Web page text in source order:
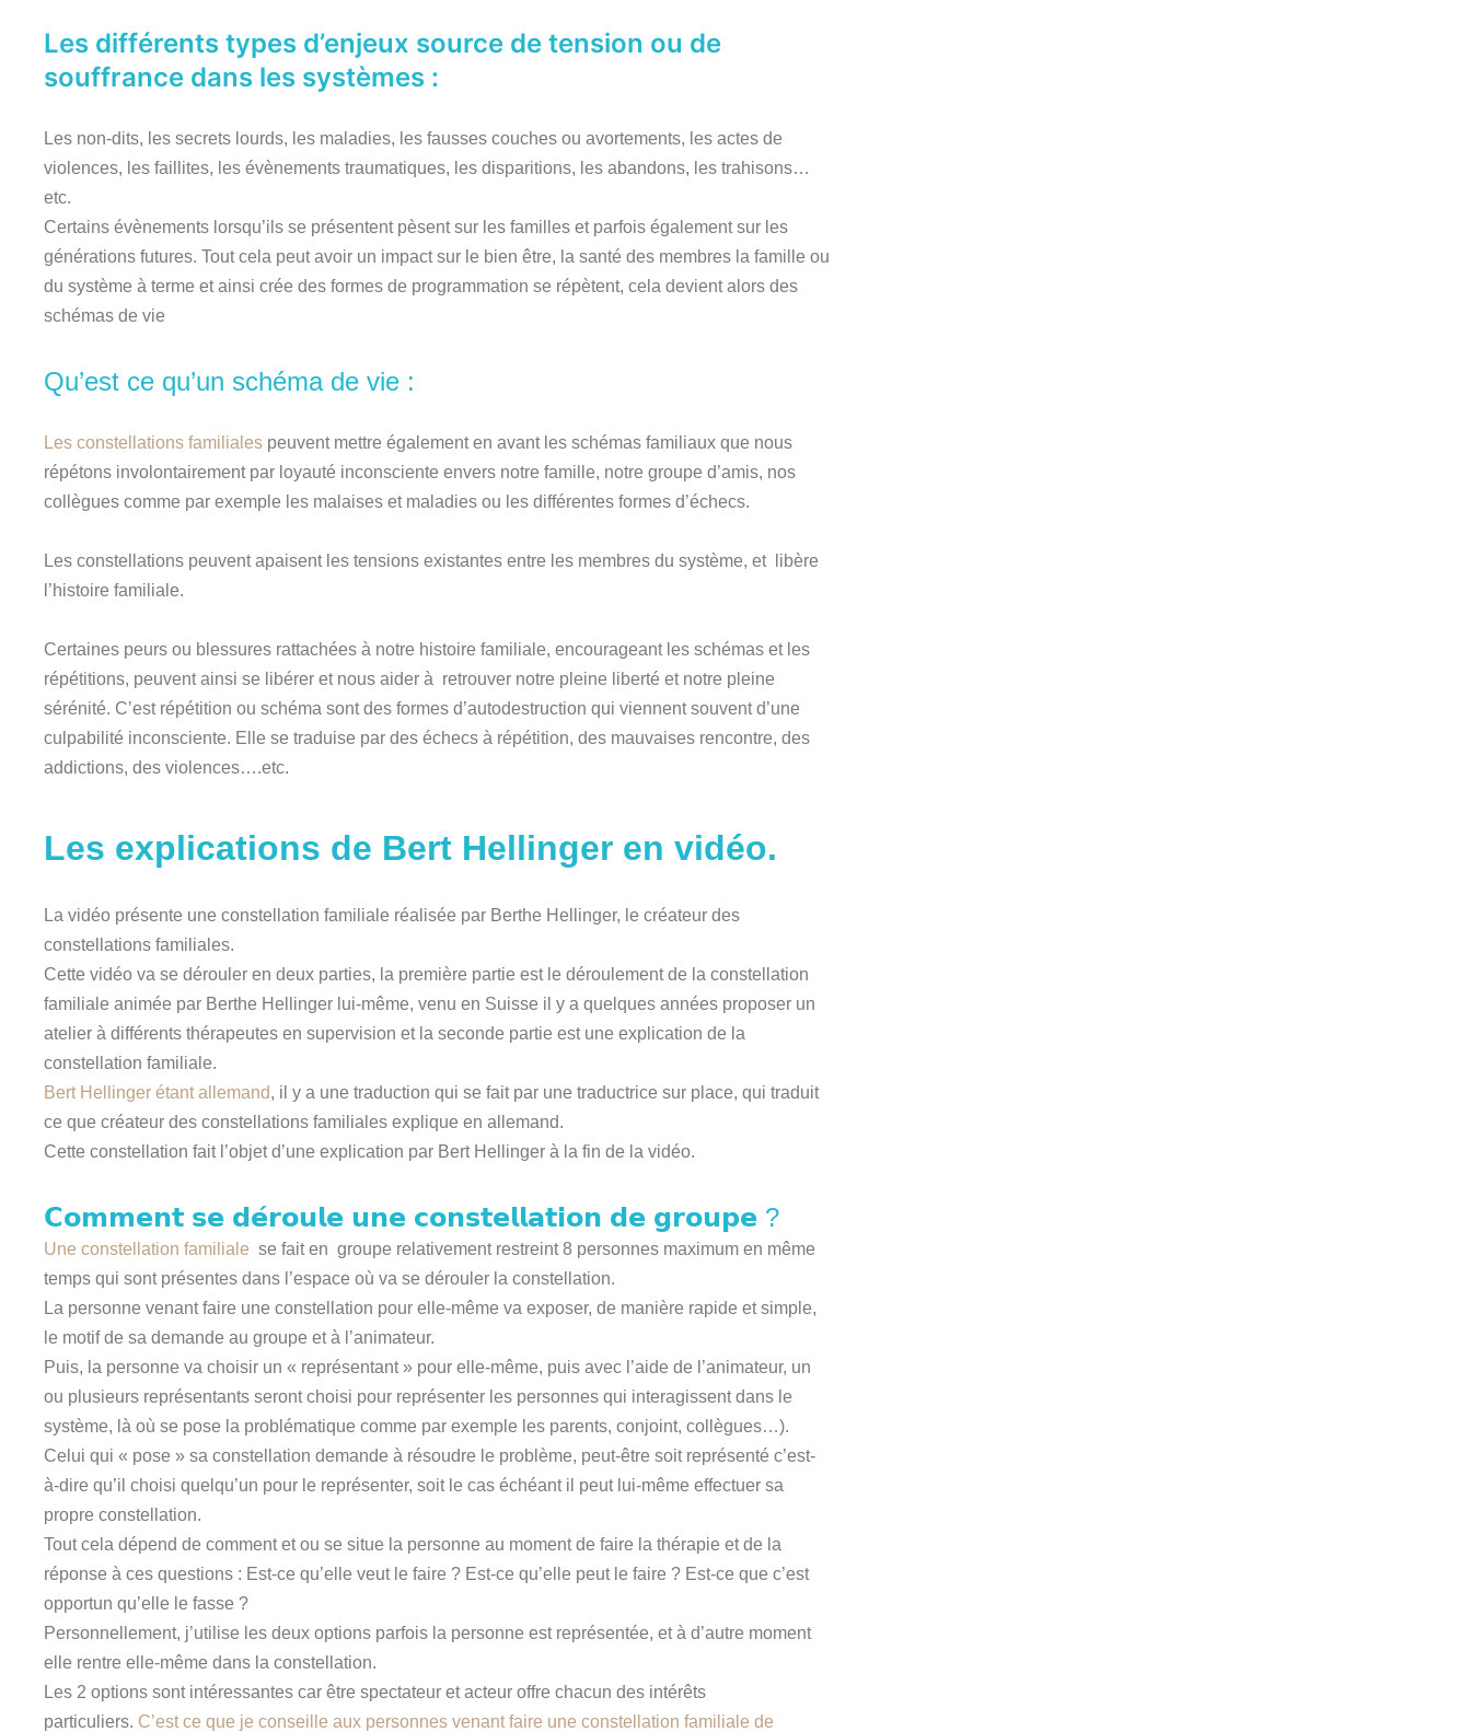
Les différents types d’enjeux source de tension ou de
souffrance dans les systèmes :
Les non-dits, les secrets lourds, les maladies, les fausses couches ou avortements, les actes de
violences, les faillites, les évènements traumatiques, les disparitions, les abandons, les trahisons…
etc.
Certains évènements lorsqu’ils se présentent pèsent sur les familles et parfois également sur les
générations futures. Tout cela peut avoir un impact sur le bien être, la santé des membres la famille ou
du système à terme et ainsi crée des formes de programmation se répètent, cela devient alors des
schémas de vie
Qu’est ce qu’un schéma de vie :
Les constellations familiales peuvent mettre également en avant les schémas familiaux que nous
répétons involontairement par loyauté inconsciente envers notre famille, notre groupe d’amis, nos
collègues comme par exemple les malaises et maladies ou les différentes formes d’échecs.
Les constellations peuvent apaisent les tensions existantes entre les membres du système, et libère
l’histoire familiale.
Certaines peurs ou blessures rattachées à notre histoire familiale, encourageant les schémas et les
répétitions, peuvent ainsi se libérer et nous aider à retrouver notre pleine liberté et notre pleine
sérénité. C’est répétition ou schéma sont des formes d’autodestruction qui viennent souvent d’une
culpabilité inconsciente. Elle se traduise par des échecs à répétition, des mauvaises rencontre, des
addictions, des violences….etc.
Les explications de Bert Hellinger en vidéo.
La vidéo présente une constellation familiale réalisée par Berthe Hellinger, le créateur des
constellations familiales.
Cette vidéo va se dérouler en deux parties, la première partie est le déroulement de la constellation
familiale animée par Berthe Hellinger lui-même, venu en Suisse il y a quelques années proposer un
atelier à différents thérapeutes en supervision et la seconde partie est une explication de la
constellation familiale.
Bert Hellinger étant allemand, il y a une traduction qui se fait par une traductrice sur place, qui traduit
ce que créateur des constellations familiales explique en allemand.
Cette constellation fait l’objet d’une explication par Bert Hellinger à la fin de la vidéo.
𝗖𝗼𝗺𝗺𝗲𝗻𝘁 𝘀𝗲 𝗱𝗲́𝗿𝗼𝘂𝗹𝗲 𝘂𝗻𝗲 𝗰𝗼𝗻𝘀𝘁𝗲𝗹𝗹𝗮𝘁𝗶𝗼𝗻 𝗱𝗲 𝗴𝗿𝗼𝘂𝗽𝗲 ?
Une constellation familiale se fait en groupe relativement restreint 8 personnes maximum en même
temps qui sont présentes dans l’espace où va se dérouler la constellation.
La personne venant faire une constellation pour elle-même va exposer, de manière rapide et simple,
le motif de sa demande au groupe et à l’animateur.
Puis, la personne va choisir un « représentant » pour elle-même, puis avec l’aide de l’animateur, un
ou plusieurs représentants seront choisi pour représenter les personnes qui interagissent dans le
système, là où se pose la problématique comme par exemple les parents, conjoint, collègues…).
Celui qui « pose » sa constellation demande à résoudre le problème, peut-être soit représenté c’est-
à-dire qu’il choisi quelqu’un pour le représenter, soit le cas échéant il peut lui-même effectuer sa
propre constellation.
Tout cela dépend de comment et ou se situe la personne au moment de faire la thérapie et de la
réponse à ces questions : Est-ce qu’elle veut le faire ? Est-ce qu’elle peut le faire ? Est-ce que c’est
opportun qu’elle le fasse ?
Personnellement, j’utilise les deux options parfois la personne est représentée, et à d’autre moment
elle rentre elle-même dans la constellation.
Les 2 options sont intéressantes car être spectateur et acteur offre chacun des intérêts
particuliers. C’est ce que je conseille aux personnes venant faire une constellation familiale de